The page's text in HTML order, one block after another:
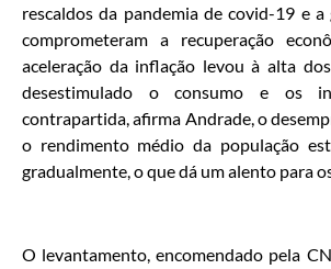
rescaldos da pandemia de covid-19 e
comprometeram a recuperação
aceleração da inflação levou à alta
desestimulado o consumo e os
contrapartida, afirma Andrade, o
o rendimento médio da população
gradualmente, o que dá um alento para
O levantamento, encomendado pela